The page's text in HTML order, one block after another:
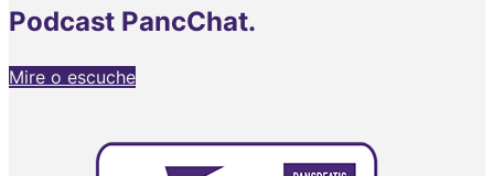
Podcast PancChat.
Mire o escuche